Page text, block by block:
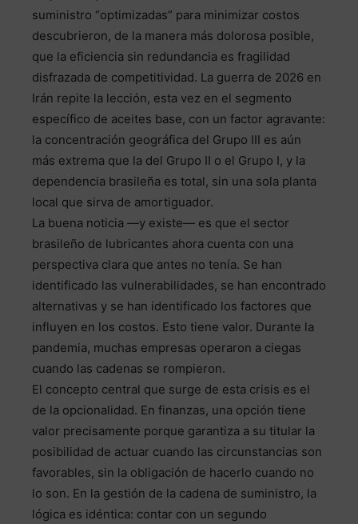
suministro “optimizadas” para minimizar costos
descubrieron, de la manera más dolorosa posible,
que la eficiencia sin redundancia es fragilidad
disfrazada de competitividad. La guerra de 2026 en
Irán repite la lección, esta vez en el segmento
específico de aceites base, con un factor agravante:
la concentración geográfica del Grupo III es aún
más extrema que la del Grupo II o el Grupo I, y la
dependencia brasileña es total, sin una sola planta
local que sirva de amortiguador.
La buena noticia —y existe— es que el sector
brasileño de lubricantes ahora cuenta con una
perspectiva clara que antes no tenía. Se han
identificado las vulnerabilidades, se han encontrado
alternativas y se han identificado los factores que
influyen en los costos. Esto tiene valor. Durante la
pandemia, muchas empresas operaron a ciegas
cuando las cadenas se rompieron.
El concepto central que surge de esta crisis es el
de la opcionalidad. En finanzas, una opción tiene
valor precisamente porque garantiza a su titular la
posibilidad de actuar cuando las circunstancias son
favorables, sin la obligación de hacerlo cuando no
lo son. En la gestión de la cadena de suministro, la
lógica es idéntica: contar con un segundo